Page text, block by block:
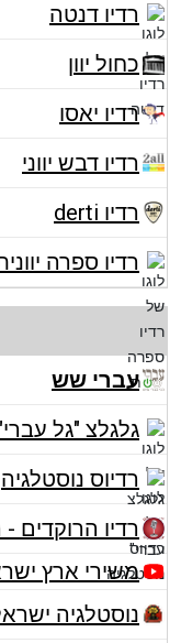
רדיו דנטה
כחול יוון
רדיו יאסו
רדיו דבש יווני
רדיו derti
רדיו ספרה יוונית
עברי שש
גלגלצ "גל עברי"
רדיוס נוסטלגיה
רדיו הרוקדים -
משירי ארץ
נוסטלגיה